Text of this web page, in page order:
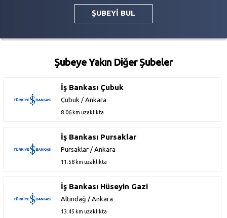
ŞUBEYİ BUL
Şubeye Yakın Diğer Şubeler
İş Bankası Çubuk
Çubuk / Ankara
8.06 km uzaklıkta
İş Bankası Pursaklar
Pursaklar / Ankara
11.58 km uzaklıkta
İş Bankası Hüseyin Gazi
Altındağ / Ankara
13.45 km uzaklıkta